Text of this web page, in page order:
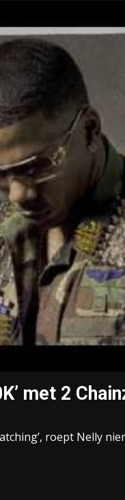
met 2
roept Nelly
worden duurder,
verdwijnen
ago